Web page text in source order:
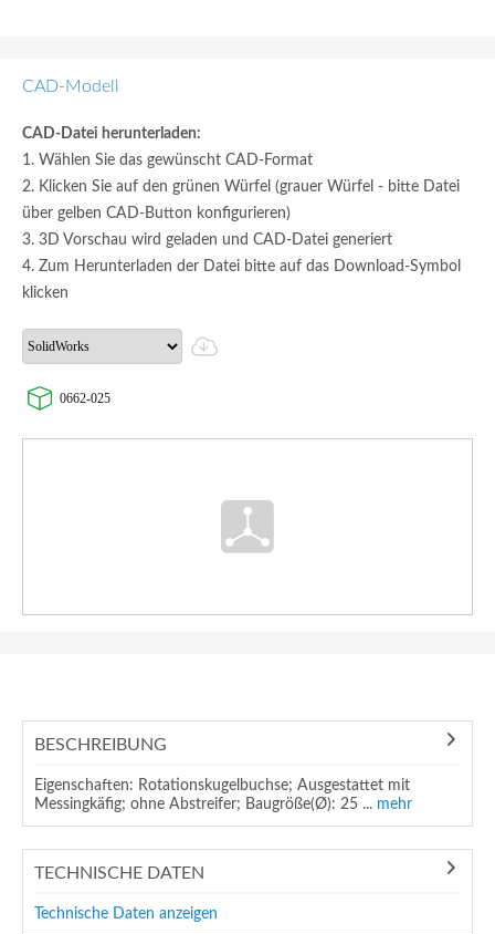
CAD-Modell
CAD-Datei herunterladen:
1. Wählen Sie das gewünscht CAD-Format
2. Klicken Sie auf den grünen Würfel (grauer Würfel - bitte Datei
über gelben CAD-Button konfigurieren)
3. 3D Vorschau wird geladen und CAD-Datei generiert
4. Zum Herunterladen der Datei bitte auf das Download-Symbol
klicken
0662-025
BESCHREIBUNG
Eigenschaften: Rotationskugelbuchse; Ausgestattet mit
Messingkäfig; ohne Abstreifer; Baugröße(Ø): 25 ... mehr
TECHNISCHE DATEN
Technische Daten anzeigen